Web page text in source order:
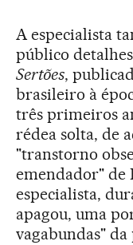
A especialista
público
Sertões,
brasileiro à
três primeiros
rédea solta, de
"transtorno
emendador" de
especialista,
apagou, uma
vagabundas"